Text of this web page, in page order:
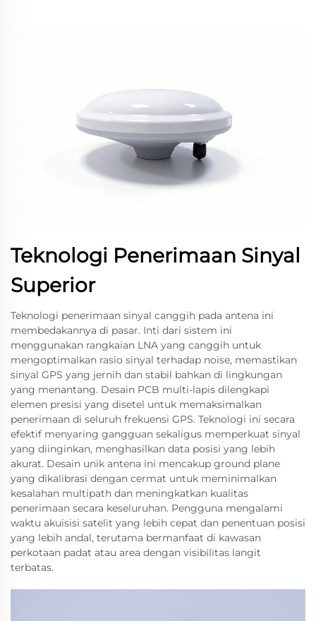
Teknologi Penerimaan Sinyal
Superior
Teknologi penerimaan sinyal canggih pada antena ini
membedakannya di pasar. Inti dari sistem ini
menggunakan rangkaian LNA yang canggih untuk
mengoptimalkan rasio sinyal terhadap noise, memastikan
sinyal GPS yang jernih dan stabil bahkan di lingkungan
yang menantang. Desain PCB multi-lapis dilengkapi
elemen presisi yang disetel untuk memaksimalkan
penerimaan di seluruh frekuensi GPS. Teknologi ini secara
efektif menyaring gangguan sekaligus memperkuat sinyal
yang diinginkan, menghasilkan data posisi yang lebih
akurat. Desain unik antena ini mencakup ground plane
yang dikalibrasi dengan cermat untuk meminimalkan
kesalahan multipath dan meningkatkan kualitas
penerimaan secara keseluruhan. Pengguna mengalami
waktu akuisisi satelit yang lebih cepat dan penentuan posisi
yang lebih andal, terutama bermanfaat di kawasan
perkotaan padat atau area dengan visibilitas langit
terbatas.